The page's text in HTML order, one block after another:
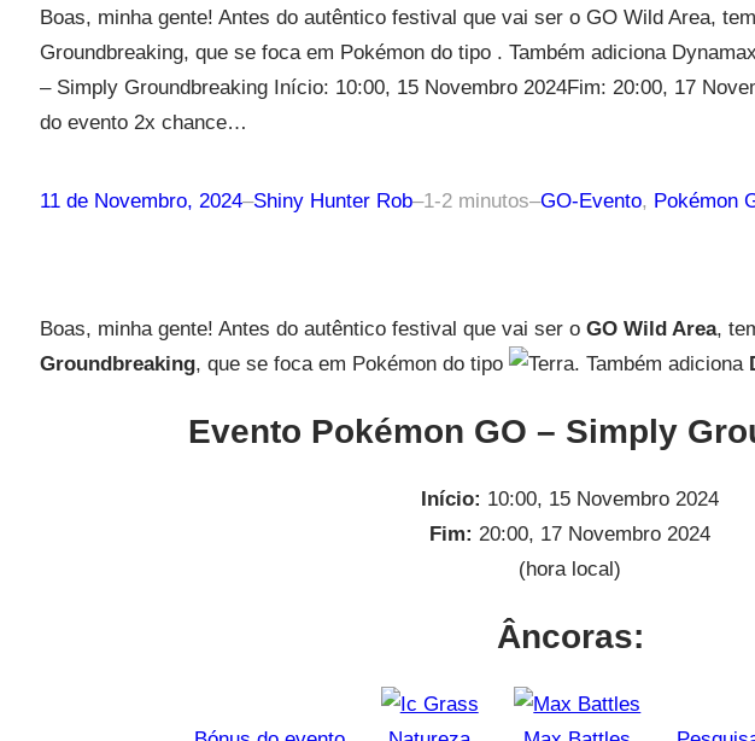
Boas, minha gente! Antes do autêntico festival que vai ser o GO Wild Area,
Groundbreaking, que se foca em Pokémon do tipo . Também adiciona
– Simply Groundbreaking Início: 10:00, 15 Novembro 2024Fim: 20:00, 17
do evento 2x chance…
11 de Novembro, 2024–Shiny Hunter Rob–1-2 minutos–GO-Evento, Pokémon
Boas, minha gente! Antes do autêntico festival que vai ser o GO Wild Area,
Groundbreaking, que se foca em Pokémon do tipo . Também adiciona
Evento Pokémon GO – Simply
Início: 10:00, 15 Novembro 2024
Fim: 20:00, 17 Novembro 2024
(hora local)
Âncoras: